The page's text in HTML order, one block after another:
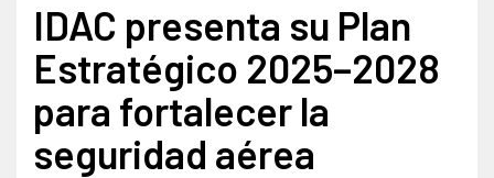
IDAC presenta su Plan
Estratégico 2025–2028
para fortalecer la
seguridad aérea